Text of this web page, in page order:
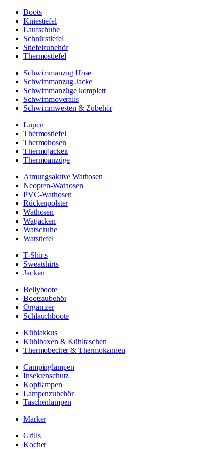
Boots
Kniestiefel
Laufschuhe
Schnürstiefel
Stiefelzubehör
Thermostiefel
Schwimmanzug Hose
Schwimmanzug Jacke
Schwimmanzüge komplett
Schwimmoveralls
Schwimmwesten & Zubehör
Lupen
Thermostiefel
Thermohosen
Thermojacken
Thermoanzüge
Atmungsaktive Wathosen
Neopren-Wathosen
PVC-Wathosen
Rückenpolster
Wathosen
Watjacken
Watschuhe
Watstiefel
T-Shirts
Sweatshirts
Jacken
Bellyboote
Bootszubehör
Organizer
Schlauchboote
Kühlakkus
Kühlboxen & Kühltaschen
Thermobecher & Thermokannen
Campinglampen
Insektenschutz
Kopflampen
Lampenzubehör
Taschenlampen
Marker
Grills
Kocher